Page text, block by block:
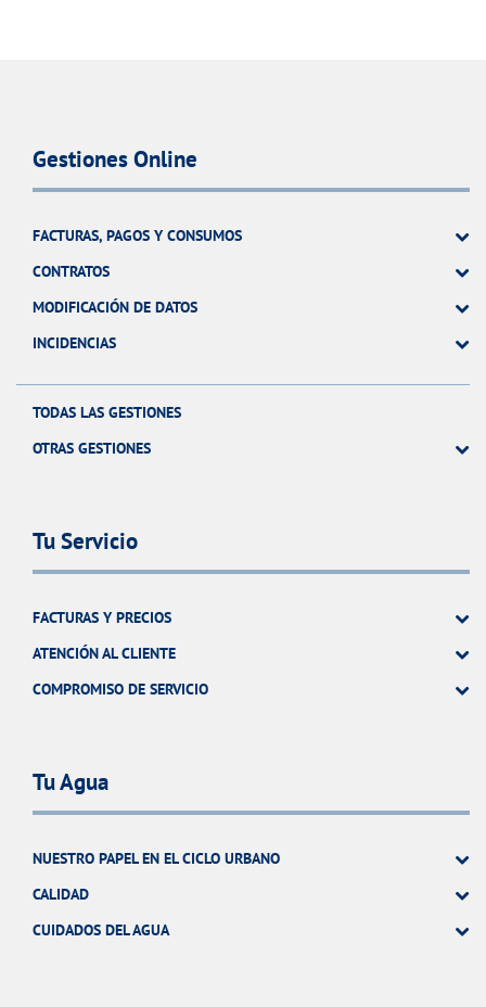
Gestiones Online
FACTURAS, PAGOS Y CONSUMOS
CONTRATOS
MODIFICACIÓN DE DATOS
INCIDENCIAS
TODAS LAS GESTIONES
OTRAS GESTIONES
Tu Servicio
FACTURAS Y PRECIOS
ATENCIÓN AL CLIENTE
COMPROMISO DE SERVICIO
Tu Agua
NUESTRO PAPEL EN EL CICLO URBANO
CALIDAD
CUIDADOS DEL AGUA